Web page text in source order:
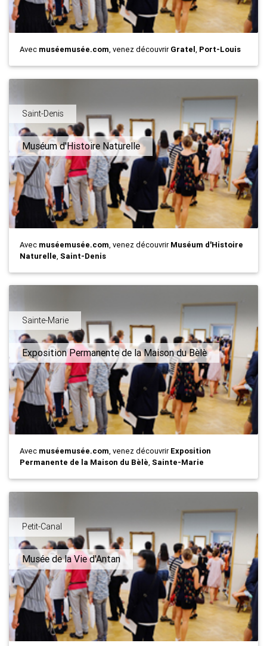
Avec muséemusée.com, venez découvrirGratel, Port-Louis
Saint-Denis
Muséum d'Histoire Naturelle
Avec muséemusée.com, venez découvrirMuséum d'Histoire
Naturelle, Saint-Denis
Sainte-Marie
Exposition Permanente de la Maison du Bèlè
Avec muséemusée.com, venez découvrirExposition
Permanente de la Maison du Bèlè, Sainte-Marie
Petit-Canal
Musée de la Vie d'Antan